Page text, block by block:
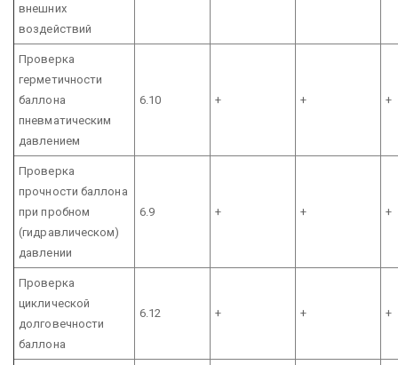
внешних
воздействий
Проверка
герметичности
баллона
пневматическим
давлением
6.10 + + +
Проверка
прочности баллона
при пробном
(гидравлическом)
давлении
6.9 + + +
Проверка
циклической
долговечности
баллона
6.12 + + +